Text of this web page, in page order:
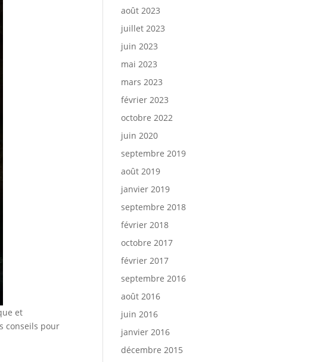
et
conseils pour
août 2023
juillet 2023
juin 2023
mai 2023
mars 2023
février 2023
octobre 2022
juin 2020
septembre 2019
août 2019
janvier 2019
septembre 2018
février 2018
octobre 2017
février 2017
septembre 2016
août 2016
juin 2016
janvier 2016
décembre 2015